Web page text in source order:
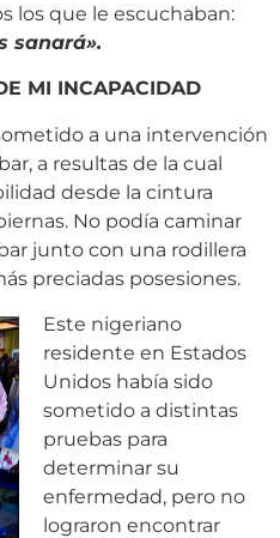
los que le escuchaban:
sanará».
MI INCAPACIDAD
a una intervención
a resultas de la cual
desde la cintura
No podía caminar
junto con una rodillera
preciadas posesiones.
Este nigeriano
residente en Estados
Unidos había sido
sometido a distintas
pruebas para
determinar su
enfermedad, pero no
lograron encontrar